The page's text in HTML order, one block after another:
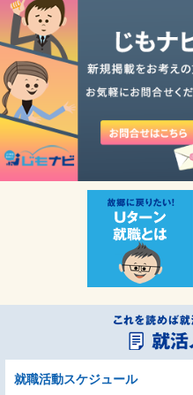
就職活動スケジュール